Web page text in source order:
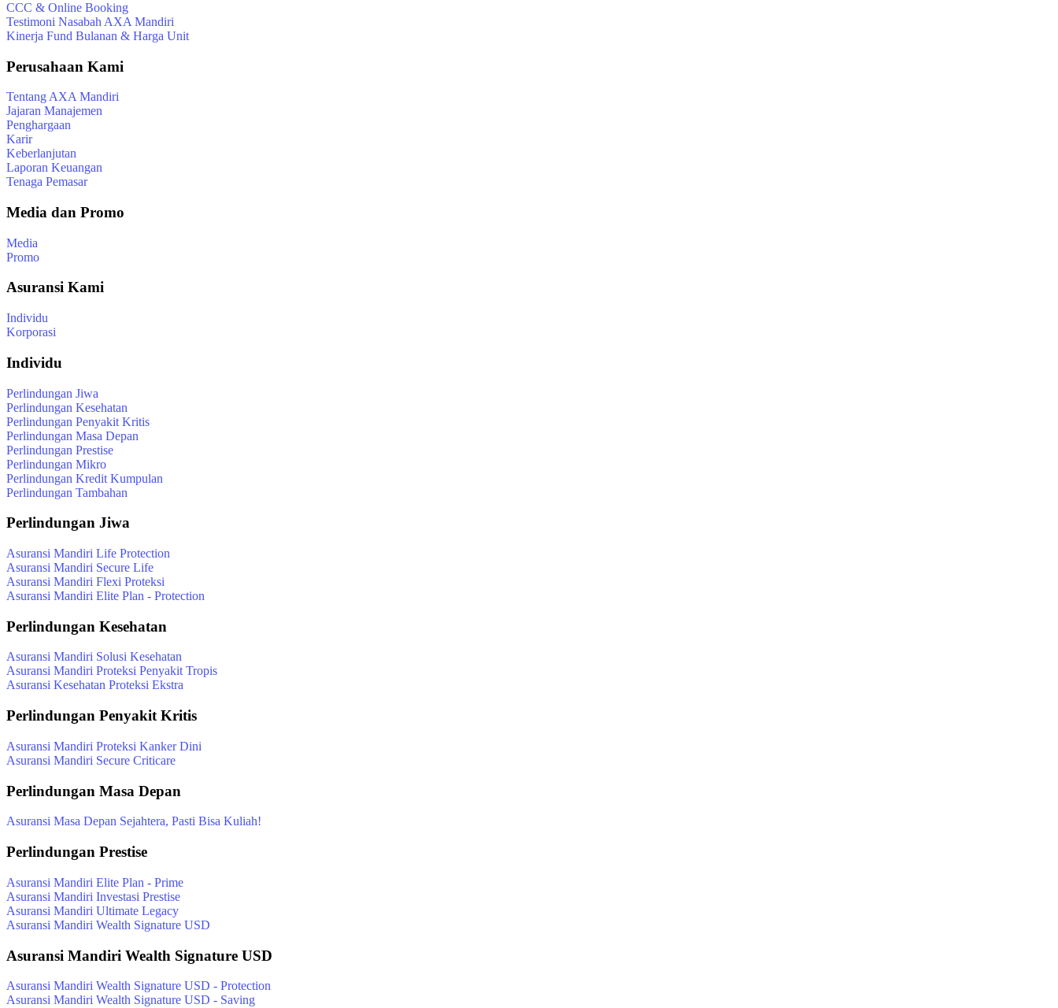
CCC & Online Booking
Testimoni Nasabah AXA Mandiri
Kinerja Fund Bulanan & Harga Unit
Perusahaan Kami
Tentang AXA Mandiri
Jajaran Manajemen
Penghargaan
Karir
Keberlanjutan
Laporan Keuangan
Tenaga Pemasar
Media dan Promo
Media
Promo
Asuransi Kami
Individu
Korporasi
Individu
Perlindungan Jiwa
Perlindungan Kesehatan
Perlindungan Penyakit Kritis
Perlindungan Masa Depan
Perlindungan Prestise
Perlindungan Mikro
Perlindungan Kredit Kumpulan
Perlindungan Tambahan
Perlindungan Jiwa
Asuransi Mandiri Life Protection
Asuransi Mandiri Secure Life
Asuransi Mandiri Flexi Proteksi
Asuransi Mandiri Elite Plan - Protection
Perlindungan Kesehatan
Asuransi Mandiri Solusi Kesehatan
Asuransi Mandiri Proteksi Penyakit Tropis
Asuransi Kesehatan Proteksi Ekstra
Perlindungan Penyakit Kritis
Asuransi Mandiri Proteksi Kanker Dini
Asuransi Mandiri Secure Criticare
Perlindungan Masa Depan
Asuransi Masa Depan Sejahtera, Pasti Bisa Kuliah!
Perlindungan Prestise
Asuransi Mandiri Elite Plan - Prime
Asuransi Mandiri Investasi Prestise
Asuransi Mandiri Ultimate Legacy
Asuransi Mandiri Wealth Signature USD
Asuransi Mandiri Wealth Signature USD
Asuransi Mandiri Wealth Signature USD - Protection
Asuransi Mandiri Wealth Signature USD - Saving